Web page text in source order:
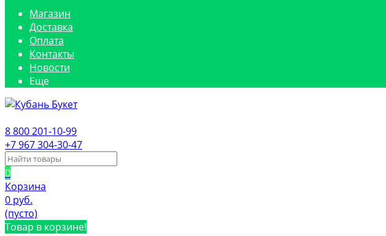
Магазин
Доставка
Оплата
Контакты
Новости
Еще
8 800 201-10-99
+7 967 304-30-47
0
Корзина
0 руб.
(пусто)
Товар в корзине!